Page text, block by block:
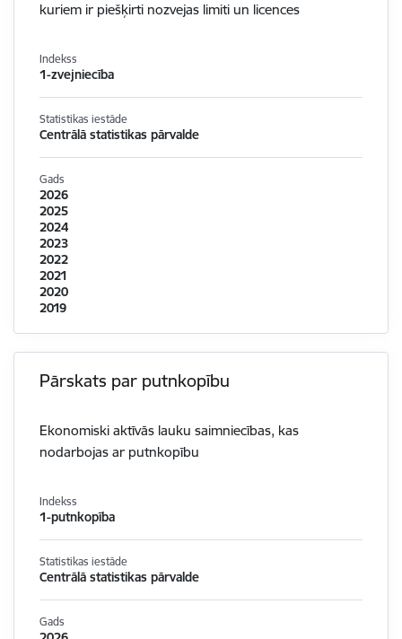
kuriem ir piešķirti nozvejas limiti un licences
Indekss
1-zvejniecība
Statistikas iestāde
Centrālā statistikas pārvalde
Gads
2026
2025
2024
2023
2022
2021
2020
2019
Pārskats par putnkopību
Ekonomiski aktīvās lauku saimniecības, kas
nodarbojas ar putnkopību
Indekss
1-putnkopība
Statistikas iestāde
Centrālā statistikas pārvalde
Gads